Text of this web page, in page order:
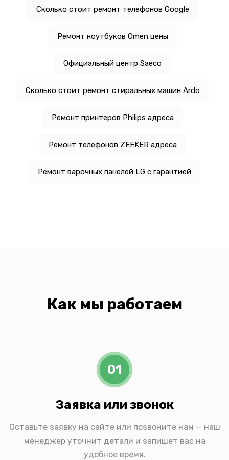
Сколько стоит ремонт телефонов Google
Ремонт ноутбуков Omen цены
Официальный центр Saeco
Сколько стоит ремонт стиральных машин Ardo
Ремонт принтеров Philips адреса
Ремонт телефонов ZEEKER адреса
Ремонт варочных панелей LG с гарантией
Как мы работаем
01
Заявка или звонок
Оставьте заявку на сайте или позвоните нам — наш
менеджер уточнит детали и запишет вас на
удобное время.